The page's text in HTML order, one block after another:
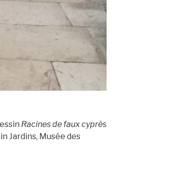
Racines de faux cyprès
Jardins, Musée des